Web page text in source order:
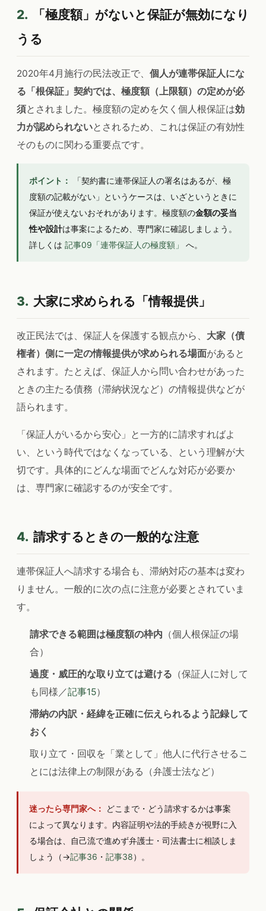
2.
「極度額」がないと保証が無効になり
うる
2020年4月施行の民法改正で、 個人が連帯保証人にな
る「根保証」契約では、極度額（上限額）の定めが必
須とされました。極度額の定めを欠く個人根保証は効
力が認められないとされるため、これは保証の有効性
そのものに関わる重要点です。
ポイント：
「契約書に連帯保証人の署名はあるが、極
度額の記載がない」というケースは、いざというときに
保証が使えないおそれがあります。極度額の金額の妥当
性や設計は事案によるため、専門家に確認しましょう。
詳しくは 記事09「連帯保証人の極度額」 へ。
3. 大家に求められる「情報提供」
改正民法では、保証人を保護する観点から、 大家（債
権者）側に一定の情報提供が求められる場面があると
されます。たとえば、保証人から問い合わせがあった
ときの主たる債務（滞納状況など）の情報提供などが
語られます。
「保証人がいるから安心」と一方的に請求すればよ
い、という時代ではなくなっている、という理解が大
切です。具体的にどんな場面でどんな対応が必要か
は、専門家に確認するのが安全です。
4. 請求するときの一般的な注意
連帯保証人へ請求する場合も、滞納対応の基本は変わ
りません。一般的に次の点に注意が必要とされていま
す。
請求できる範囲は極度額の枠内 （個人根保証の場
合）
過度・威圧的な取り立ては避ける （保証人に対して
も同様／記事15）
滞納の内訳・経緯を正確に伝えられるよう記録して
おく
取り立て・回収を「業として」他人に代行させるこ
とには法律上の制限がある（弁護士法など）
迷ったら専門家へ：
どこまで・どう請求するかは事案
によって異なります。内容証明や法的手続きが視野に入
る場合は、自己流で進めず弁護士・司法書士に相談しま
しょう（→記事36 ・ 記事38）。